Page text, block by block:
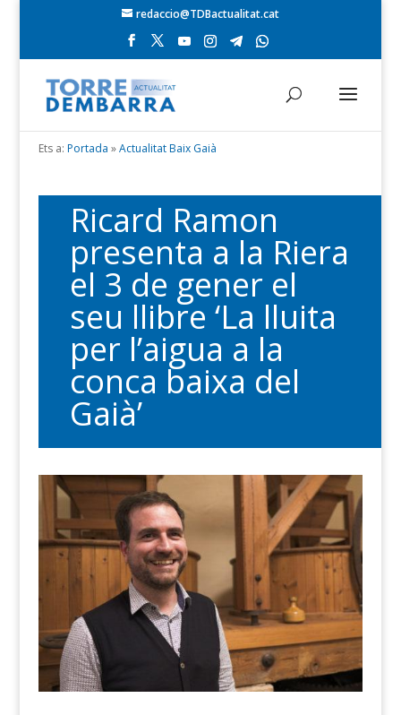
redaccio@TDBactualitat.cat
Ets a: Portada »Actualitat Baix Gaià
Ricard Ramon
presenta a la Riera
el 3 de gener el
seu llibre ‘La lluita
per l’aigua a la
conca baixa del
Gaià’